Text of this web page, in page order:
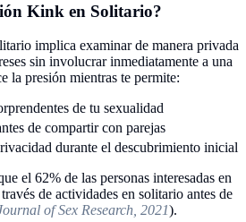
Kink en Solitario?
implica examinar de manera privada
sin involucrar inmediatamente a una
la presión mientras te permite:
de tu sexualidad
de compartir con parejas
durante el descubrimiento inicial
el 62% de las personas interesadas en
de actividades en solitario antes de
of Sex Research, 2021).